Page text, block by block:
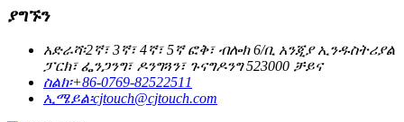
ያግኙን
አድራሻ፡2ኛ፣ 3ኛ፣ 4ኛ፣ 5ኛ ፎቅ፣ ብሎክ 6/ቢ አንጂያ ኢንዱስትሪያል
ፓርክ፣ ፌንጋንግ፣ ዶንግጓን፣ ጉናግዶንግ 523000 ቻይና
ስልክ፡+86-0769-82522511
ኢሜይል፡cjtouch@cjtouch.com